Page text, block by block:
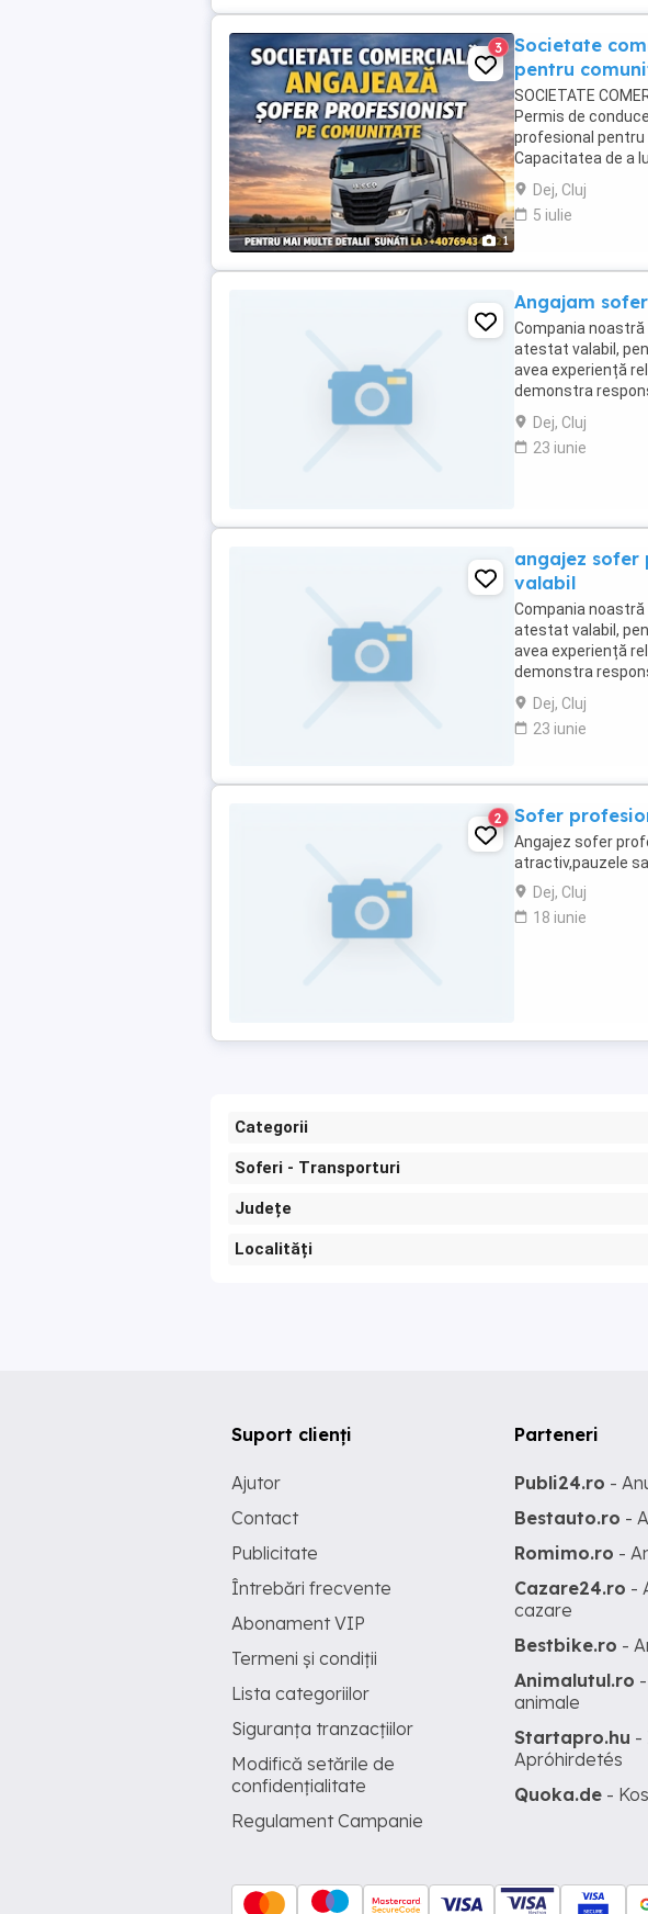
1
3
Societate
pentru
SOCIETATE
Permis de
profesional
Capacitatea de a
pentru deplasari.
Dej, Cluj
5 iulie
Angajam
Compania
atestat valabil,
avea experiență
demonstra
activitatea sa.
Dej, Cluj
23 iunie
angajez sofer
valabil
Compania
atestat valabil,
avea experiență
demonstra
activitatea sa.
Dej, Cluj
23 iunie
2 Sofer
Angajez sofer
atractiv,pauzele
Dej, Cluj
18 iunie
Categorii
Soferi - Transporturi
Județe
Localități
Suport clienți
Ajutor
Contact
Publicitate
Întrebări frecvente
Abonament VIP
Termeni și condiții
Lista categoriilor
Siguranța tranzacțiilor
Modifică setările de
confidențialitate
Regulament Campanie
Parteneri
Publi24.ro -
Bestauto.ro -
Romimo.ro -
Cazare24.ro -
cazare
Bestbike.ro -
Animalutul.ro
animale
Startapro.hu -
Apróhirdetés
Quoka.de -